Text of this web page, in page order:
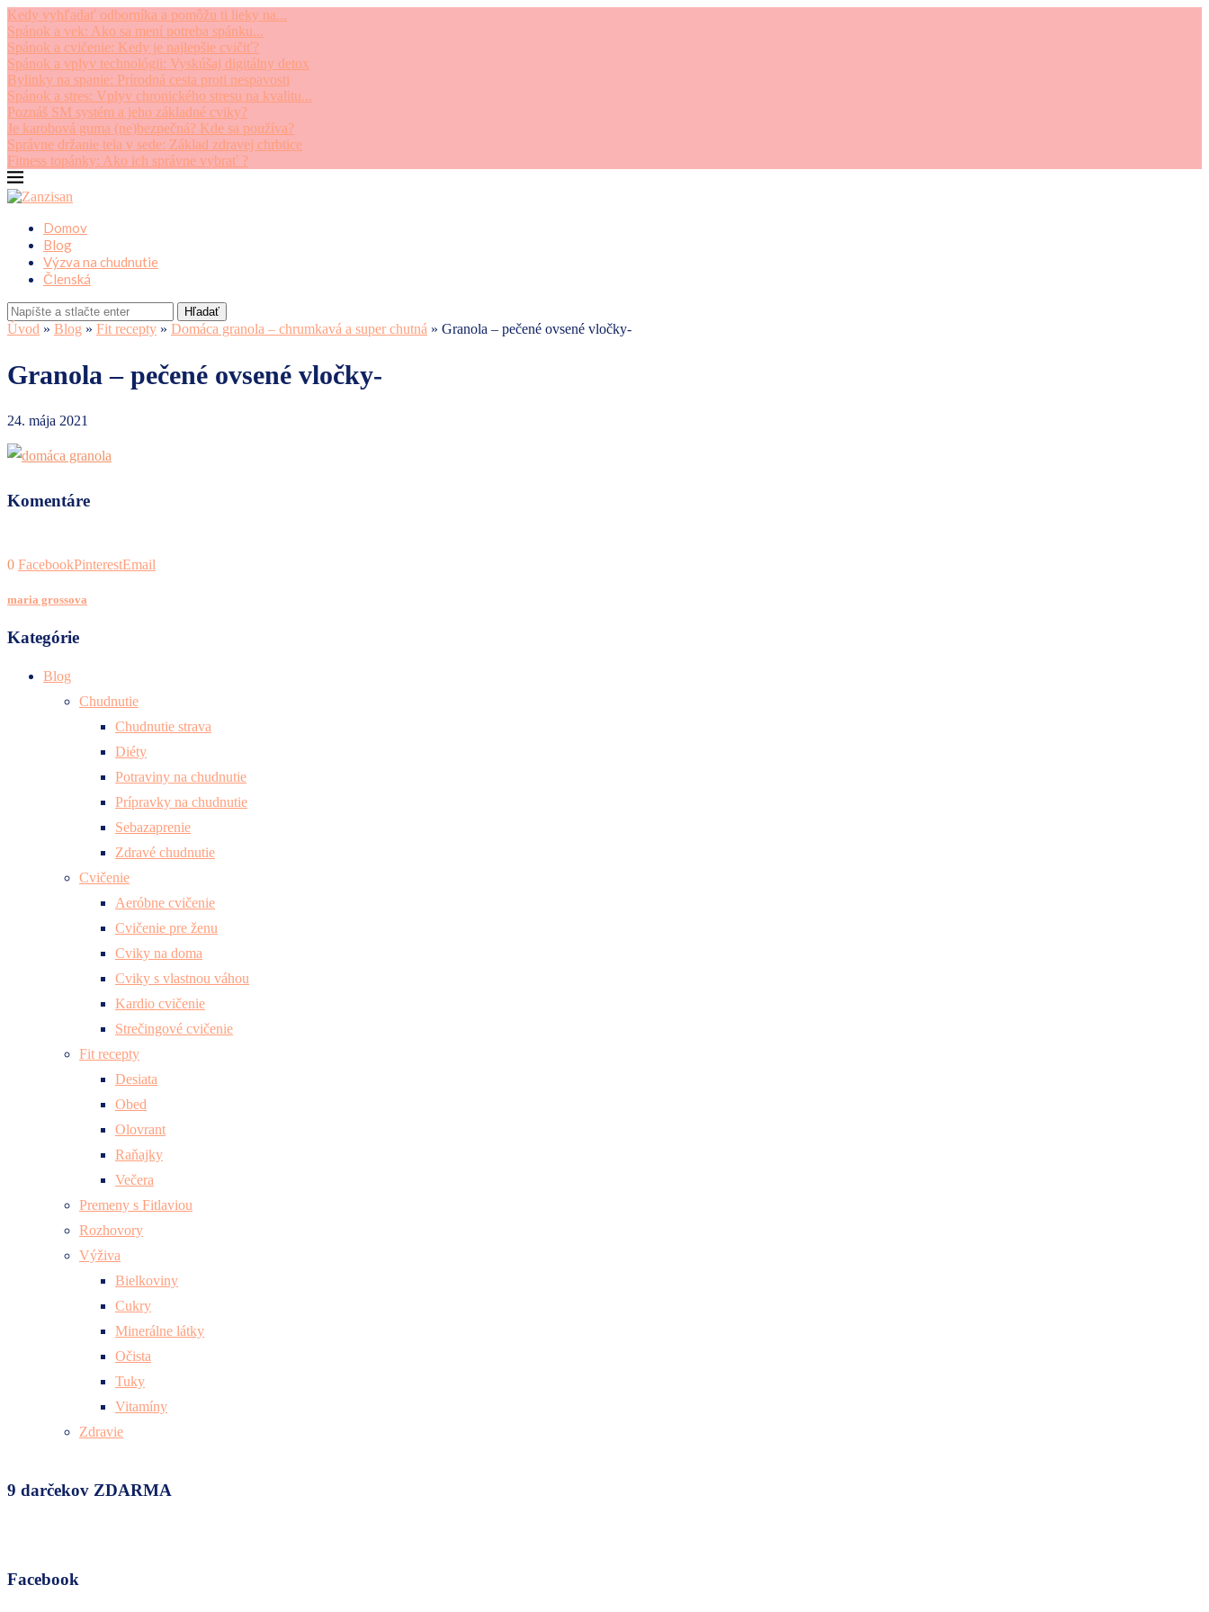
Kedy vyhľadať odborníka a pomôžu ti lieky na...
Spánok a vek: Ako sa mení potreba spánku...
Spánok a cvičenie: Kedy je najlepšie cvičiť?
Spánok a vplyv technológii: Vyskúšaj digitálny detox
Bylinky na spanie: Prírodná cesta proti nespavosti
Spánok a stres: Vplyv chronického stresu na kvalitu...
Poznáš SM systém a jeho základné cviky?
Je karobová guma (ne)bezpečná? Kde sa používa?
Správne držanie tela v sede: Základ zdravej chrbtice
Fitness topánky: Ako ich správne vybrať ?
Domov
Blog
Výzva na chudnutie
Členská
Hľadať
Úvod » Blog » Fit recepty » Domáca granola – chrumkavá a super chutná » Granola – pečené ovsené vločky-
Granola – pečené ovsené vločky-
24. mája 2021
Komentáre
0 FacebookPinterestEmail
maria grossova
Kategórie
Blog
Chudnutie
Chudnutie strava
Diéty
Potraviny na chudnutie
Prípravky na chudnutie
Sebazaprenie
Zdravé chudnutie
Cvičenie
Aeróbne cvičenie
Cvičenie pre ženu
Cviky na doma
Cviky s vlastnou váhou
Kardio cvičenie
Strečingové cvičenie
Fit recepty
Desiata
Obed
Olovrant
Raňajky
Večera
Premeny s Fitlaviou
Rozhovory
Výživa
Bielkoviny
Cukry
Minerálne látky
Očista
Tuky
Vitamíny
Zdravie
9 darčekov ZDARMA
Facebook